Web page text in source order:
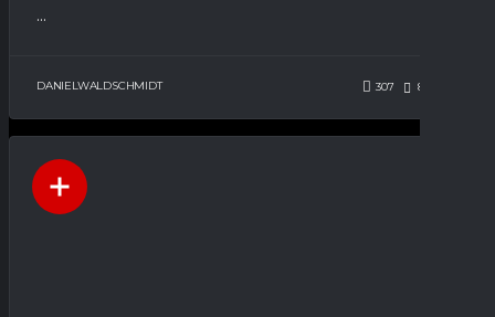
...
DANIELWALDSCHMIDT 307 88